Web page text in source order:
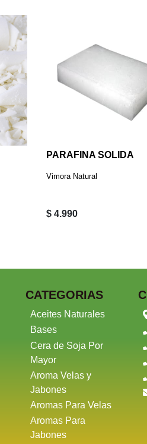
PARAFINA SOLIDA
Vimora Natural
$ 4.990
CATEGORIAS
Aceites Naturales
Bases
Cera de Soja Por
Mayor
Aroma Velas y
Jabones
Aromas Para Velas
Aromas Para
Jabones